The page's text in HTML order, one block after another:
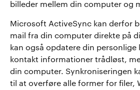
billeder mellem din computer og
Microsoft ActiveSync kan derfor
mail fra din computer direkte på
kan også opdatere din personlige
kontakt informationer trådløst,
din computer. Synkroniseringen
til at overføre alle former for filer,